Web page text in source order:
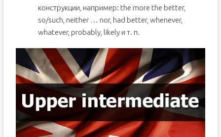
конструкции, например: the more the better,
so/such, neither … nor, had better, whenever,
whatever, probably, likely и т. п.